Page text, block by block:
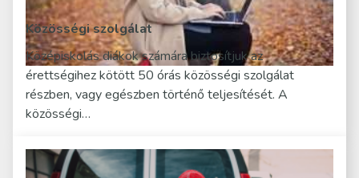
Közösségi szolgálat
Középiskolás diákok számára biztosítjuk az
érettségihez kötött 50 órás közösségi szolgálat
részben, vagy egészben történő teljesítését. A
közösségi…